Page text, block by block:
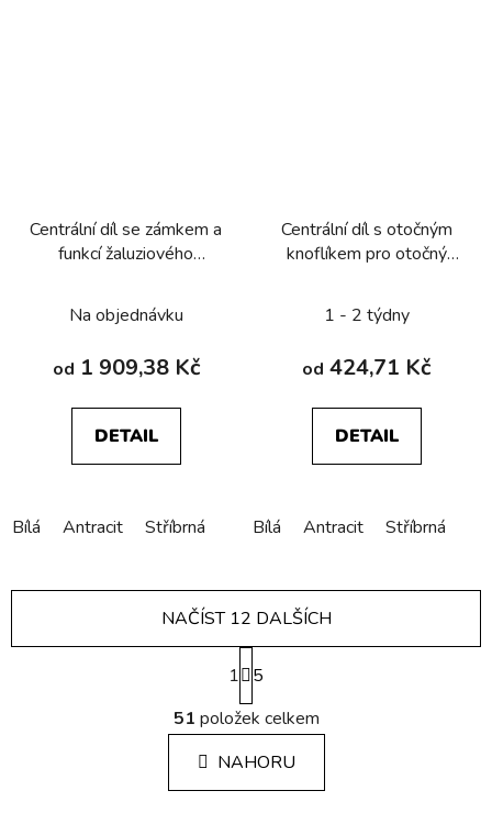
Centrální díl se zámkem a
funkcí žaluziového
Q.1/Q.3/Q.7/Q.9
Na objednávku
od 1 909,38 Kč
DETAIL
Bílá Antracit Stříbrná
Centrální díl s otočným
knoflíkem pro otočný
Q.1/Q.3/Q.7/Q.9
1 - 2 týdny
od 424,71 Kč
DETAIL
Bílá Antracit Stříbrná
O
v
l
á
d
NAČÍST 12 DALŠÍCH
S
t
r
á
n
k
1
5
51 položek celkem
NAHORU